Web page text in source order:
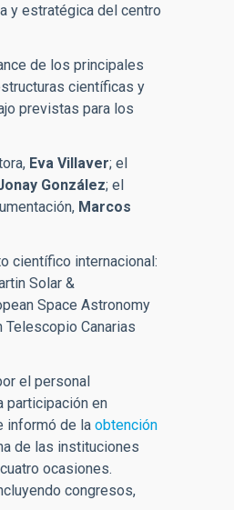
y estratégica del centro
de los principales
científicas y
previstas para los
Eva Villaver; el
González; el
Marcos
científico internacional:
Solar &
Space Astronomy
Telescopio Canarias
el personal
participación en
informó de la obtención
de las instituciones
ocasiones.
congresos,